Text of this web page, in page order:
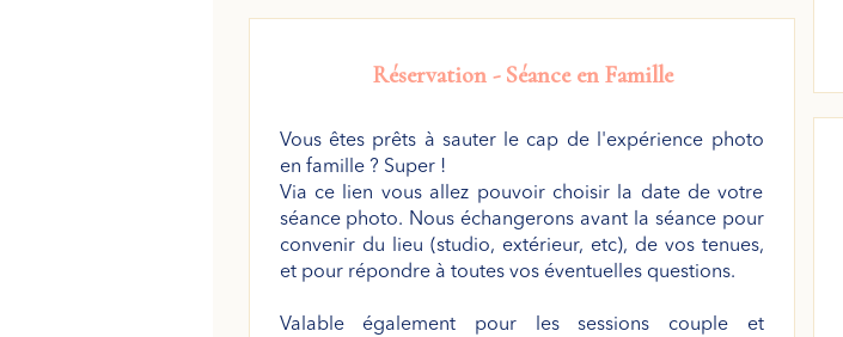
Réservation - Séance en Famille
Vous êtes prêts à sauter le cap de l'expérience photo
en famille ? Super !
Via ce lien vous allez pouvoir choisir la date de votre
séance photo. Nous échangerons avant la séance pour
convenir du lieu (studio, extérieur, etc), de vos tenues,
et pour répondre à toutes vos éventuelles questions.
Valable également pour les sessions couple et